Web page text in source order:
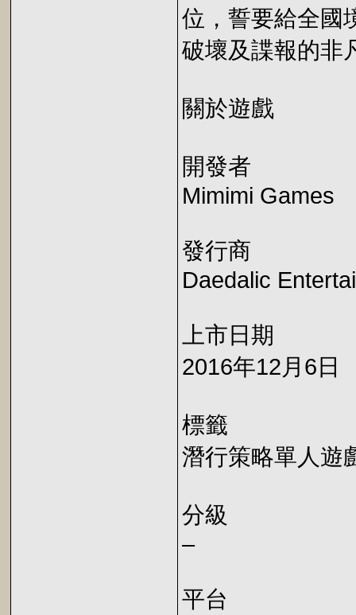
位，誓要給全國
破壞及諜報的非
關於遊戲
開發者
Mimimi Games
發行商
Daedalic
上市日期
2016年12月6日
標籤
潛行策略單人遊
分級
–
平台